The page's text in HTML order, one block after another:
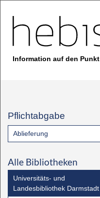
Information auf den Punkt
Pflichtabgabe
Ablieferung
Alle Bibliotheken
Universitäts- und
Landesbibliothek Darmstadt